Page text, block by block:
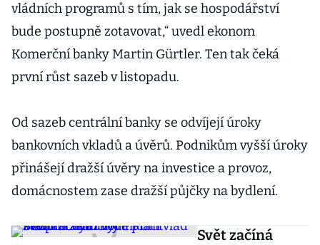
vládních programů s tím, jak se hospodářství
bude postupně zotavovat,“ uvedl ekonom
Komerční banky Martin Gürtler. Ten tak čeká
první růst sazeb v listopadu.
Od sazeb centrální banky se odvíjejí úroky
bankovních vkladů a úvěrů. Podnikům vyšší úroky
přinášejí dražší úvěry na investice a provoz,
domácnostem zase dražší půjčky na bydlení.
Svět začíná